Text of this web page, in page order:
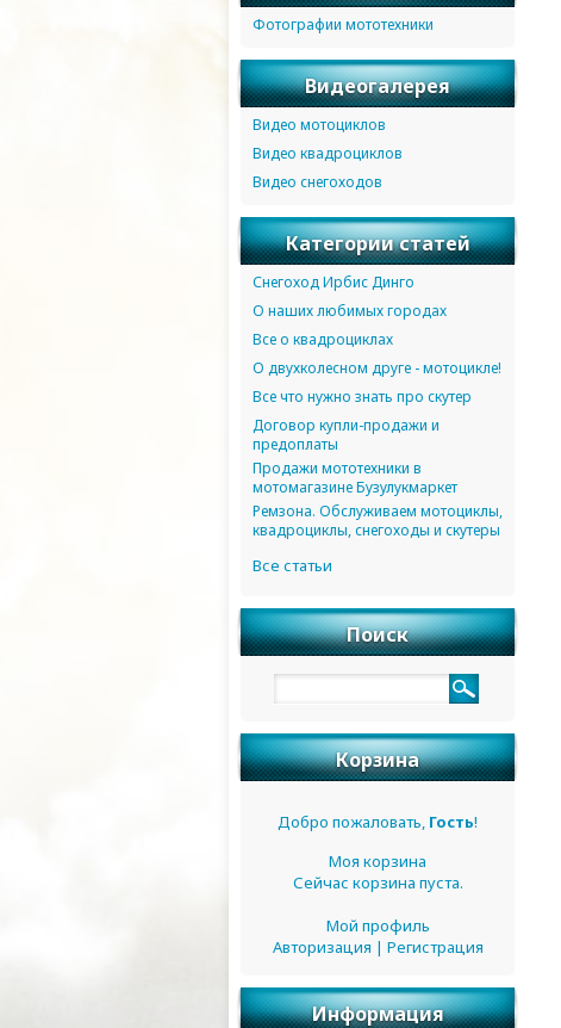
Фотографии мототехники
Видеогалерея
Видео мотоциклов
Видео квадроциклов
Видео снегоходов
Категории статей
Снегоход Ирбис Динго
О наших любимых городах
Все о квадроциклах
О двухколесном друге - мотоцикле!
Все что нужно знать про скутер
Договор купли-продажи и
предоплаты
Продажи мототехники в
мотомагазине Бузулукмаркет
Ремзона. Обслуживаем мотоциклы,
квадроциклы, снегоходы и скутеры
Все статьи
Поиск
Корзина
Добро пожаловать, Гость!
Моя корзина
Сейчас корзина пуста.
Мой профиль
Авторизация | Регистрация
Информация